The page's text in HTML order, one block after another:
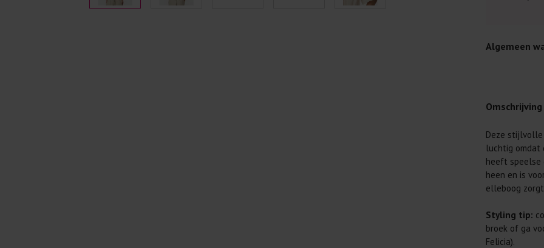
Algemeen
Je wilt
Daarom
Lees altijd
Was
Wees
genoeg.
Omschrijving
Deze stijlvolle
luchtig omdat
heeft speelse
heen en is
elleboog
Styling tip:
broek of ga
Felicia).